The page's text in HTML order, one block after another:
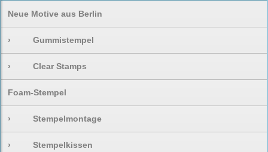
Neue Motive aus Berlin
› Gummistempel
› Clear Stamps
Foam-Stempel
› Stempelmontage
› Stempelkissen